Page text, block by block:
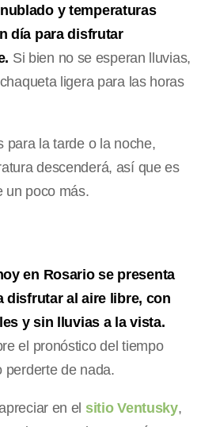
y temperaturas
día para disfrutar
Si bien no se esperan lluvias,
ligera para las horas
para la tarde o la noche,
descenderá, así que es
un poco más.
en Rosario se presenta
disfrutar al aire libre, con
y sin lluvias a la vista.
el pronóstico del tiempo
perderte de nada.
en el sitio Ventusky,